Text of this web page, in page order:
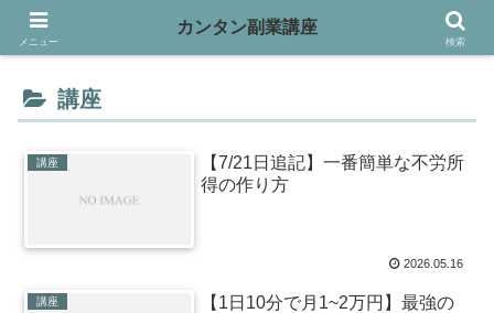
講座
講座
【7/21日追記】一番簡単な不労所
得の作り方
2026.05.16
講座
【1日10分で月1~2万円】最強の
メニュー
カンタン副業講座
検索